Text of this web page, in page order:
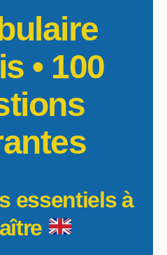
• 100
essentiels à